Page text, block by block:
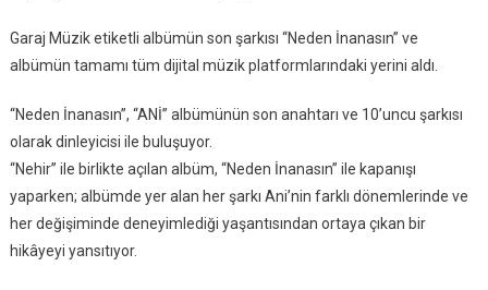
Garaj Müzik etiketli albümün son şarkısı “Neden İnanasın” ve
albümün tamamı tüm dijital müzik platformlarındaki yerini aldı.
“Neden İnanasın”, “ANİ” albümünün son anahtarı ve 10’uncu şarkısı
olarak dinleyicisi ile buluşuyor.
“Nehir” ile birlikte açılan albüm, “Neden İnanasın” ile kapanışı
yaparken; albümde yer alan her şarkı Ani’nin farklı dönemlerinde ve
her değişiminde deneyimlediği yaşantısından ortaya çıkan bir
hikâyeyi yansıtıyor.